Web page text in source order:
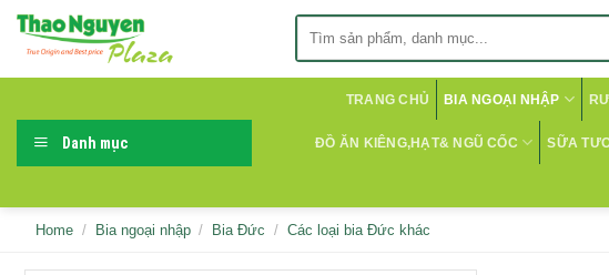
Skip
Danh mục
TRANG CHỦ BIA NGOẠI NHẬP
ĐỒ ĂN KIÊNG,HẠT& NGŨ CỐC SỮA
Home / Bia ngoại nhập / Bia Đức / Các loại bia Đức khác